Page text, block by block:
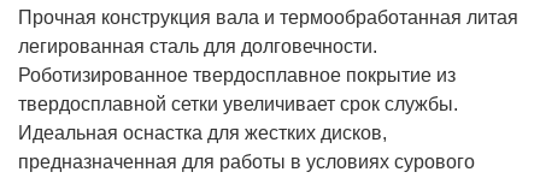
Прочная конструкция вала и термообработанная литая
легированная сталь для долговечности.
Роботизированное твердосплавное покрытие из
твердосплавной сетки увеличивает срок службы.
Идеальная оснастка для жестких дисков,
предназначенная для работы в условиях сурового